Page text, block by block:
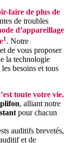
faire de plus de
de troubles
d’appareillage
1. Notre
de vous proposer
la technologie
besoins et tous
toute votre vie.
, alliant notre
pour chacun
auditifs brevetés,
et de